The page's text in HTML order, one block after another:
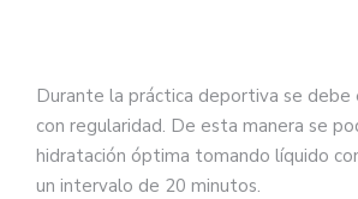
Durante la práctica deportiva se debe
con regularidad. De esta manera se
hidratación óptima tomando líquido
un intervalo de 20 minutos.